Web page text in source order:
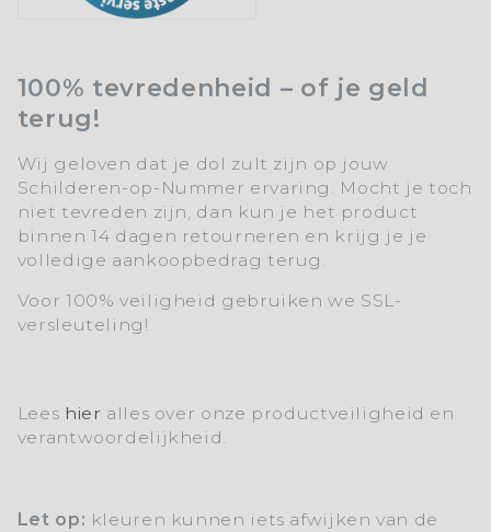
100% tevredenheid – of je geld
terug!
Wij geloven dat je dol zult zijn op jouw
Schilderen-op-Nummer ervaring. Mocht je toch
niet tevreden zijn, dan kun je het product
binnen 14 dagen retourneren en krijg je je
volledige aankoopbedrag terug.
Voor 100% veiligheid gebruiken we SSL-
versleuteling!
Lees hier alles over onze productveiligheid en
verantwoordelijkheid.
Let op: kleuren kunnen iets afwijken van de